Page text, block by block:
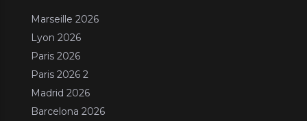
Marseille 2026
Lyon 2026
Paris 2026
Paris 2026 2
Madrid 2026
Barcelona 2026